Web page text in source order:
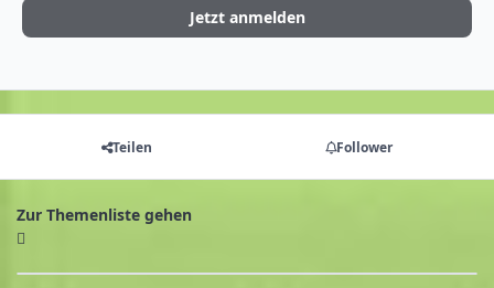
Jetzt anmelden
Teilen Follower
Zur Themenliste gehen